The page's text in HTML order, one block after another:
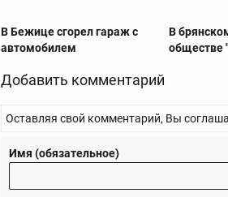
В Бежице сгорел гараж с
автомобилем
В
обществе
Добавить комментарий
Оставляя свой комментарий, Вы
Имя (обязательное)